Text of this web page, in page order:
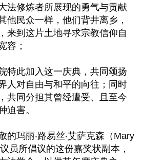
法修炼者所展现的勇气与贡献
民众一样，他们背井离乡，
来到这片土地寻求宗教信仰自
容；
特此加入这一庆典，共同颂扬
人对自由与和平的向往；同时
共同分担其曾经遭受、且至今
迫害。
的玛丽‧路易丝‧艾萨克森（Mary
员所倡议的这份嘉奖状副本，